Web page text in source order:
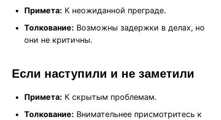
Примета: К неожиданной преграде.
Толкование: Возможны задержки в делах, но
они не критичны.
Если наступили и не заметили
Примета: К скрытым проблемам.
Толкование: Внимательнее присмотритесь к